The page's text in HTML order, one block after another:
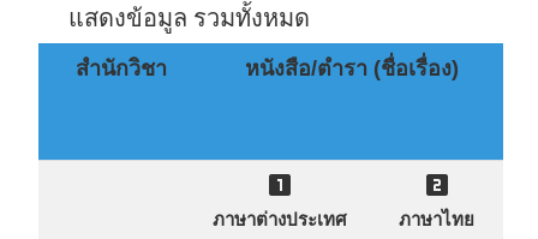
แสดงข้อมูล รวมทั้งหมด
สำนักวิชา หนังสือ/ตำรา (ชื่อเรื่อง)

ภาษาต่างประเทศ

ภาษาไทย